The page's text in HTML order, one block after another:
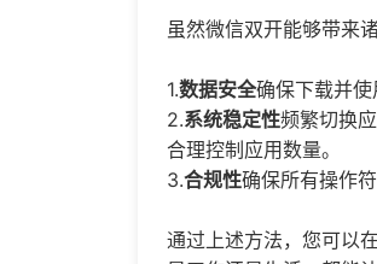
虽然微信双开能够带来
1.数据安全确保下载并使
2.系统稳定性频繁切换
合理控制应用数量。
3.合规性确保所有操作
通过上述方法，您可以